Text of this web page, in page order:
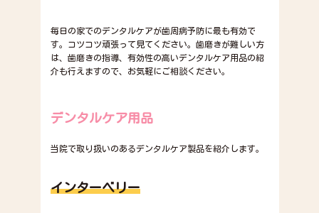
毎日の家でのデンタルケアが歯周病予防に最も有効で
す。コツコツ頑張って見てください。歯磨きが難しい方
は、歯磨きの指導、有効性の高いデンタルケア用品の紹
介も行えますので、お気軽にご相談ください。
デンタルケア用品
当院で取り扱いのあるデンタルケア製品を紹介します。
インターベリー